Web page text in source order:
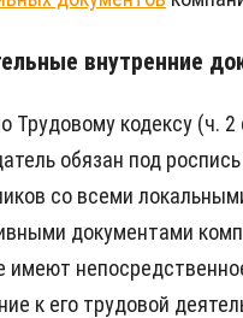
внутренние
Трудовому кодексу (ч. 2
обязан под
со всеми
документами
имеют
к его трудовой